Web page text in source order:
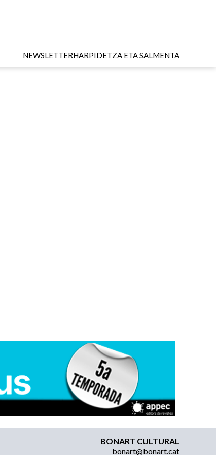
NEWSLETTERHARPIDETZA ETA SALMENTA
BONART CULTURAL
bonart@bonart.cat